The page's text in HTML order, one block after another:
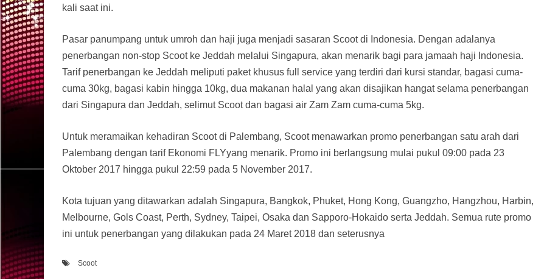
kali saat ini.
Pasar panumpang untuk umroh dan haji juga menjadi sasaran Scoot di Indonesia. Dengan adalanya
penerbangan non-stop Scoot ke Jeddah melalui Singapura, akan menarik bagi para jamaah haji Indonesia.
Tarif penerbangan ke Jeddah meliputi paket khusus full service yang terdiri dari kursi standar, bagasi cuma-
cuma 30kg, bagasi kabin hingga 10kg, dua makanan halal yang akan disajikan hangat selama penerbangan
dari Singapura dan Jeddah, selimut Scoot dan bagasi air Zam Zam cuma-cuma 5kg.
Untuk meramaikan kehadiran Scoot di Palembang, Scoot menawarkan promo penerbangan satu arah dari
Palembang dengan tarif Ekonomi FLYyang menarik. Promo ini berlangsung mulai pukul 09:00 pada 23
Oktober 2017 hingga pukul 22:59 pada 5 November 2017.
Kota tujuan yang ditawarkan adalah Singapura, Bangkok, Phuket, Hong Kong, Guangzho, Hangzhou, Harbin,
Melbourne, Gols Coast, Perth, Sydney, Taipei, Osaka dan Sapporo-Hokaido serta Jeddah. Semua rute promo
ini untuk penerbangan yang dilakukan pada 24 Maret 2018 dan seterusnya
Scoot